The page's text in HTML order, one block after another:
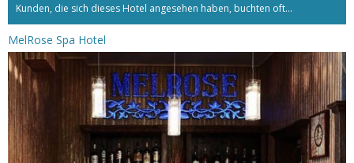
Kunden, die sich dieses Hotel angesehen haben, buchten oft...
MelRose Spa Hotel